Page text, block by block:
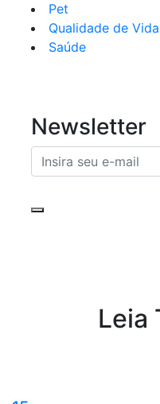
Pet
Qualidade de Vida
Saúde
Newsletter
Leia